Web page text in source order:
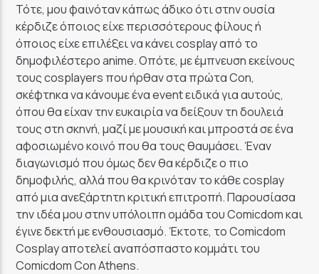
Τότε, μου φαινόταν κάπως άδικο ότι στην ουσία
κέρδιζε όποιος είχε περισσότερους φίλους ή
όποιος είχε επιλέξει να κάνει cosplay από το
δημοφιλέστερο anime. Οπότε, με έμπνευση εκείνους
τους cosplayers που ήρθαν στα πρώτα Con,
σκέφτηκα να κάνουμε ένα event ειδικά για αυτούς,
όπου θα είχαν την ευκαιρία να δείξουν τη δουλειά
τους στη σκηνή, μαζί με μουσική και μπροστά σε ένα
αφοσιωμένο κοινό που θα τους θαυμάσει. Έναν
διαγωνισμό που όμως δεν θα κέρδιζε ο πιο
δημοφιλής, αλλά που θα κρινόταν το κάθε cosplay
από μια ανεξάρτητη κριτική επιτροπή. Παρουσίασα
την ιδέα μου στην υπόλοιπη ομάδα του Comicdom και
έγινε δεκτή με ενθουσιασμό. Έκτοτε, το Comicdom
Cosplay αποτελεί αναπόσπαστο κομμάτι του
Comicdom Con Athens.